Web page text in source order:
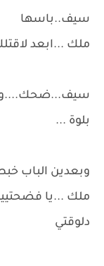
سيف..باسها
ملك ...ابعد
بلوة ...
وبعدين الباب
ملك ...يا
دلوقتي